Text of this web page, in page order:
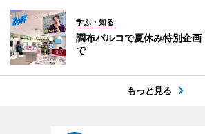
学ぶ・知る
調布パルコで夏休み特別企
で
もっと見る